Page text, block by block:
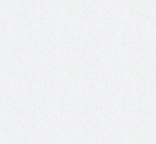
والمدير السابق للأكاديمية الأولمبية
في الامارات د . عبد الملك جاني :
منتدى ( اكتشاف المواهب
الاجتماعية ) فرصة للتوأمة بين
الرياضة والعمل الاجتماعي